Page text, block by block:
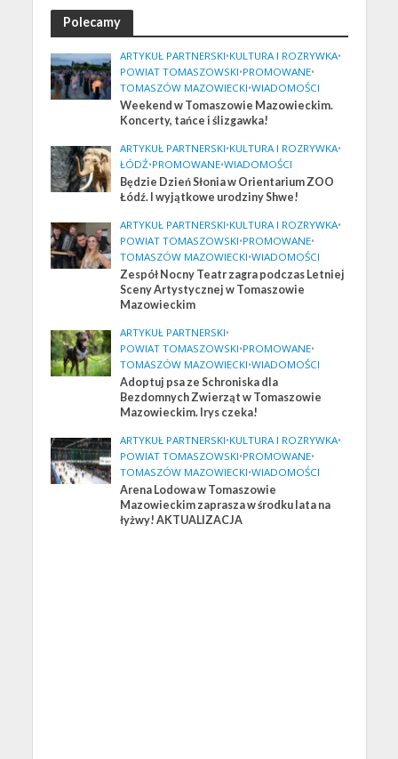
Polecamy
ARTYKUŁ PARTNERSKI•KULTURA I ROZRYWKA•
POWIAT TOMASZOWSKI•PROMOWANE•
TOMASZÓW MAZOWIECKI•WIADOMOŚCI
Weekend w Tomaszowie Mazowieckim.
Koncerty, tańce i ślizgawka!
ARTYKUŁ PARTNERSKI•KULTURA I ROZRYWKA•
ŁÓDŹ•PROMOWANE•WIADOMOŚCI
Będzie Dzień Słonia w Orientarium ZOO
Łódź. I wyjątkowe urodziny Shwe!
ARTYKUŁ PARTNERSKI•KULTURA I ROZRYWKA•
POWIAT TOMASZOWSKI•PROMOWANE•
TOMASZÓW MAZOWIECKI•WIADOMOŚCI
Zespół Nocny Teatr zagra podczas Letniej
Sceny Artystycznej w Tomaszowie
Mazowieckim
ARTYKUŁ PARTNERSKI•
POWIAT TOMASZOWSKI•PROMOWANE•
TOMASZÓW MAZOWIECKI•WIADOMOŚCI
Adoptuj psa ze Schroniska dla
Bezdomnych Zwierząt w Tomaszowie
Mazowieckim. Irys czeka!
ARTYKUŁ PARTNERSKI•KULTURA I ROZRYWKA•
POWIAT TOMASZOWSKI•PROMOWANE•
TOMASZÓW MAZOWIECKI•WIADOMOŚCI
Arena Lodowa w Tomaszowie
Mazowieckim zaprasza w środku lata na
łyżwy! AKTUALIZACJA